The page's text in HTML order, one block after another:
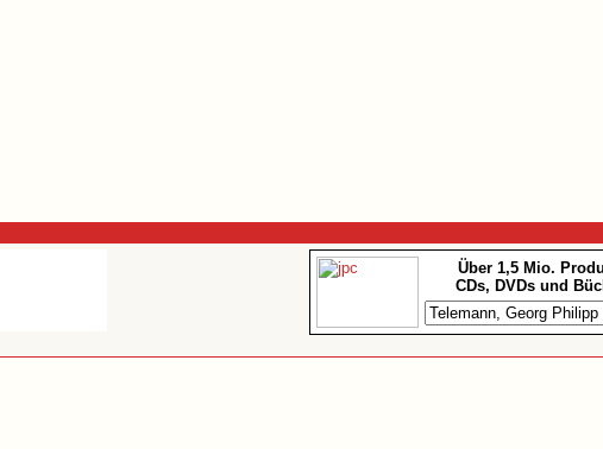
Über 1,5 Mio.
CDs, DVDs und